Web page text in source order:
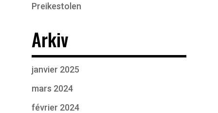
Preikestolen
Arkiv
janvier 2025
mars 2024
février 2024